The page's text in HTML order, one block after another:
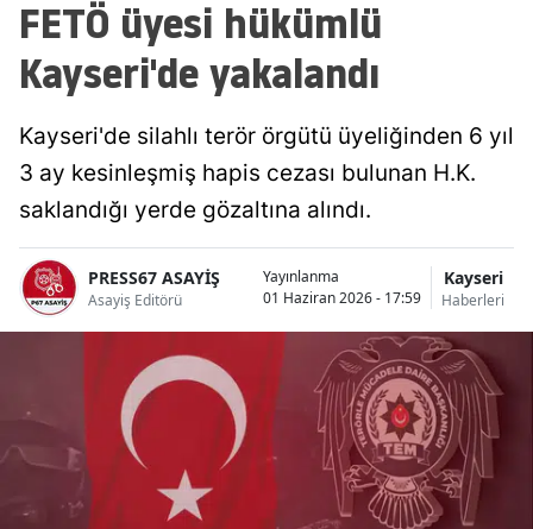
FETÖ üyesi hükümlü
Kayseri'de yakalandı
Kayseri'de silahlı terör örgütü üyeliğinden 6 yıl
3 ay kesinleşmiş hapis cezası bulunan H.K.
saklandığı yerde gözaltına alındı.
PRESS67 ASAYİŞ
Asayiş Editörü
Yayınlanma
01 Haziran 2026 - 17:59
Kayseri
Haberleri